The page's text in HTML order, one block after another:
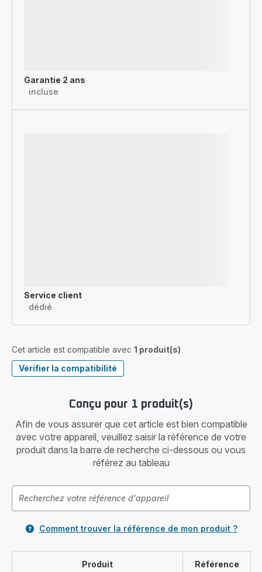
Garantie 2 ans
incluse
Service client
dédié
Cet article est compatible avec 1 produit(s)
Vérifier la compatibilité
Conçu pour 1 produit(s)
Afin de vous assurer que cet article est bien compatible
avec votre appareil, veuillez saisir la référence de votre
produit dans la barre de recherche ci-dessous ou vous
référez au tableau
Comment trouver la référence de mon produit ?
Produit Référence